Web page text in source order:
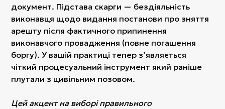
документ. Підстава скарги — бездіяльність
виконавця щодо видання постанови про зняття
арешту після фактичного припинення
виконавчого провадження (повне погашення
боргу). У вашій практиці тепер з’являється
чіткий процесуальний інструмент який раніше
плутали з цивільним позовом.
Цей акцент на виборі правильного